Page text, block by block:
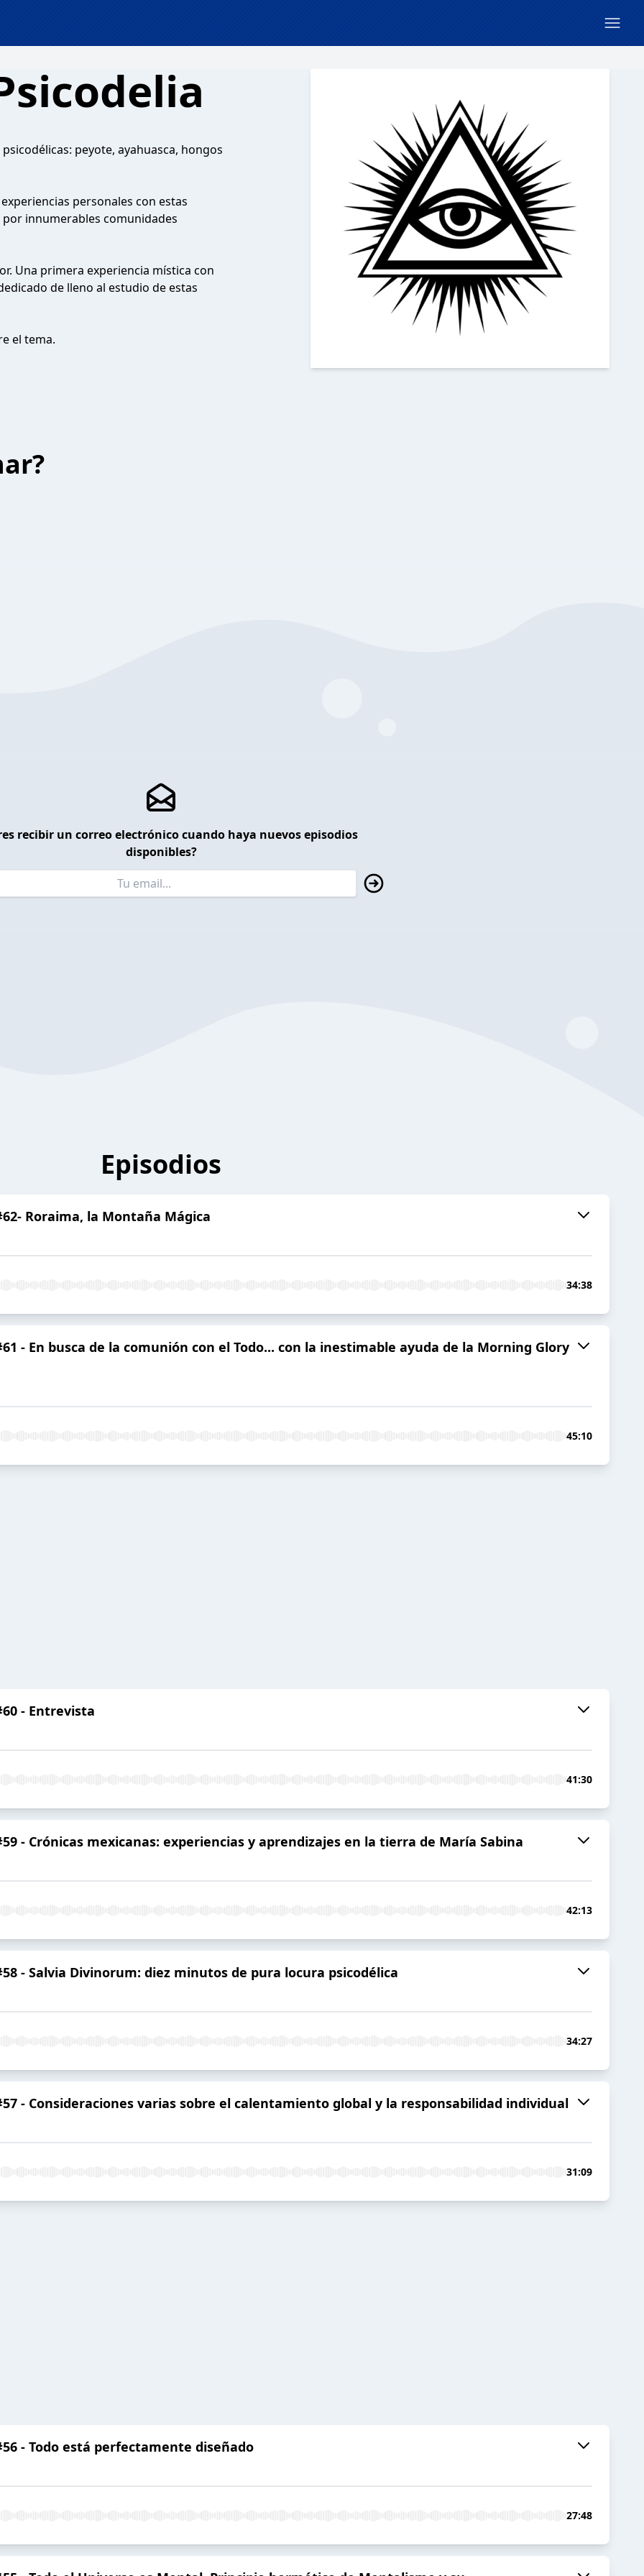
peyote, ayahuasca, hongos
personales con estas
innumerables comunidades
Una primera experiencia mística con
de lleno al estudio de estas
el tema.
recibir un correo electrónico cuando haya nuevos episodios
disponibles?
Episodios
Roraima, la Montaña Mágica
34:38
- En busca de la comunión con el Todo... con la inestimable ayuda de la Morning Glory
45:10
- Entrevista
41:30
- Crónicas mexicanas: experiencias y aprendizajes en la tierra de María Sabina
42:13
- Salvia Divinorum: diez minutos de pura locura psicodélica
34:27
- Consideraciones varias sobre el calentamiento global y la responsabilidad individual
31:09
- Todo está perfectamente diseñado
27:48